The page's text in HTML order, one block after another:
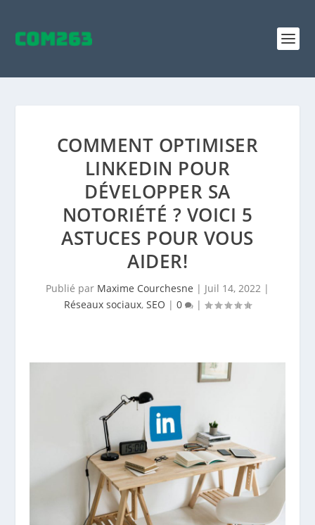
COMMENT OPTIMISER
LINKEDIN POUR
DÉVELOPPER SA
NOTORIÉTÉ ? VOICI 5
ASTUCES POUR VOUS
AIDER!
Publié par Maxime Courchesne | Juil 14, 2022 |
Réseaux sociaux, SEO | 0 |